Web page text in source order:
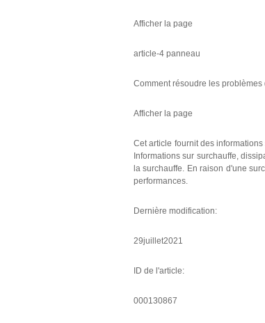
Afficher la page
article-4 panneau
Comment résoudre les problèmes
Afficher la page
Cet article fournit des
Informations sur surchauffe,
la surchauffe. En raison d'une
performances.
Dernière modification:
29juillet2021
ID de l'article:
000130867